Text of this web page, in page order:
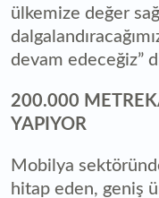
ülkemize değer
devam edeceğiz”
200.000
YAPIYOR
Mobilya
hitap eden, geniş